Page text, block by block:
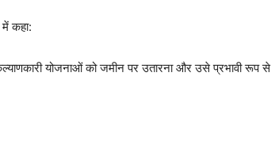
कहा:
योजनाओं को जमीन पर उतारना और उसे प्रभावी रूप से